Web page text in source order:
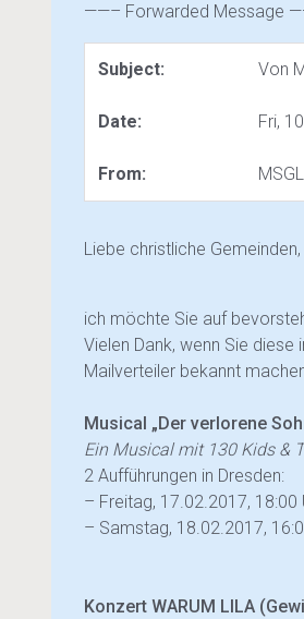
——– Forwarded Message
Subject: Von
Date: Fri,
From:
Liebe christliche
ich möchte Sie auf
Vielen Dank, wenn Sie
Mailverteiler bekannt
Musical „Der verlorene
Ein Musical mit 130 Kids &
2 Aufführungen in Dresden:
– Freitag, 17.02.2017, 18:00
– Samstag, 18.02.2017,
Konzert WARUM LILA